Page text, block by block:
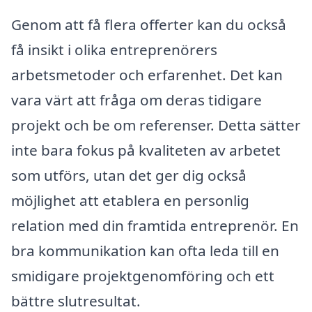
Genom att få flera offerter kan du också
få insikt i olika entreprenörers
arbetsmetoder och erfarenhet. Det kan
vara värt att fråga om deras tidigare
projekt och be om referenser. Detta sätter
inte bara fokus på kvaliteten av arbetet
som utförs, utan det ger dig också
möjlighet att etablera en personlig
relation med din framtida entreprenör. En
bra kommunikation kan ofta leda till en
smidigare projektgenomföring och ett
bättre slutresultat.